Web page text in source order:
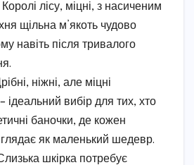
Королі лісу, міцні, з насиченим
щільна м’якоть чудово
навіть після тривалого
ніжні, але міцні
ідеальний вибір для тих, хто
баночки, де кожен
як маленький шедевр.
шкірка потребує